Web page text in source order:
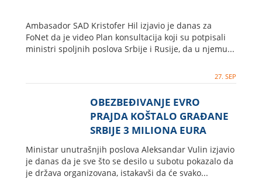
Ambasador SAD Kristofer Hil izjavio je danas za
FoNet da je video Plan konsultacija koji su potpisali
ministri spoljnih poslova Srbije i Rusije, da u njemu...
27. SEP
OBEZBEĐIVANJE EVRO
PRAJDA KOŠTALO GRAĐANE
SRBIJE 3 MILIONA EURA
Ministar unutrašnjih poslova Aleksandar Vulin izjavio
je danas da je sve što se desilo u subotu pokazalo da
je država organizovana, istakavši da će svako...